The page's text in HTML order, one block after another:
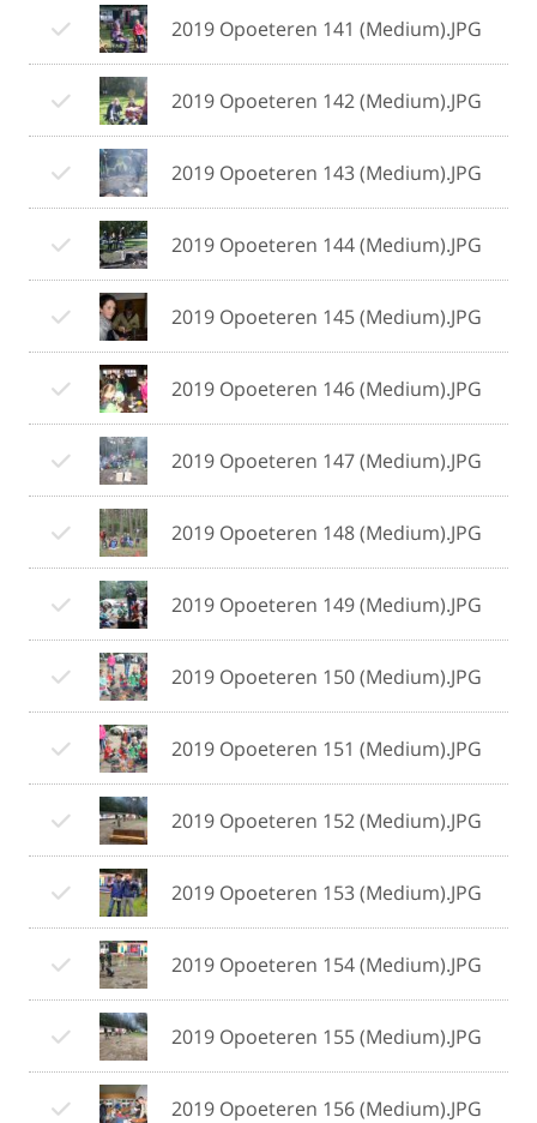
2019 Opoeteren 141 (Medium).JPG
2019 Opoeteren 142 (Medium).JPG
2019 Opoeteren 143 (Medium).JPG
2019 Opoeteren 144 (Medium).JPG
2019 Opoeteren 145 (Medium).JPG
2019 Opoeteren 146 (Medium).JPG
2019 Opoeteren 147 (Medium).JPG
2019 Opoeteren 148 (Medium).JPG
2019 Opoeteren 149 (Medium).JPG
2019 Opoeteren 150 (Medium).JPG
2019 Opoeteren 151 (Medium).JPG
2019 Opoeteren 152 (Medium).JPG
2019 Opoeteren 153 (Medium).JPG
2019 Opoeteren 154 (Medium).JPG
2019 Opoeteren 155 (Medium).JPG
2019 Opoeteren 156 (Medium).JPG